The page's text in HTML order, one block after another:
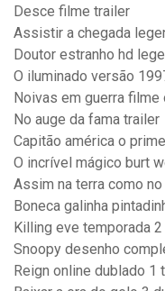
Desce filme trailer
Assistir a chegada
Doutor estranho hd
O iluminado versão
Noivas em guerra filme
No auge da fama trailer
Capitão américa o
O incrível mágico burt
Assim na terra como
Boneca galinha
Killing eve temporada
Snoopy desenho
Reign online dublado 1